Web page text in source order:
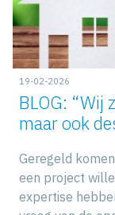
19-02-2026
BLOG: “Wij
maar ook
Geregeld
een project
expertise